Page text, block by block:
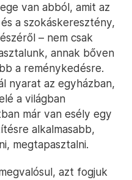
van abból, amit az
a szokáskeresztény,
– nem csak
annak bőven
a reménykedésre.
nyarat az egyházban,
a világban
már van esély egy
alkalmasabb,
megtapasztalni.
azt fogjuk